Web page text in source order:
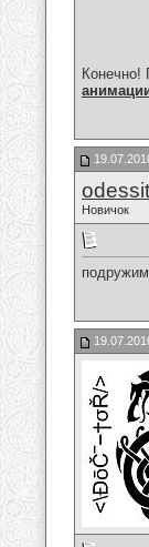
Конечно!
Новичок